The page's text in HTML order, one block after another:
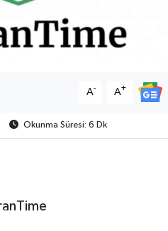
A- A+
Okunma Süresi: 6 Dk